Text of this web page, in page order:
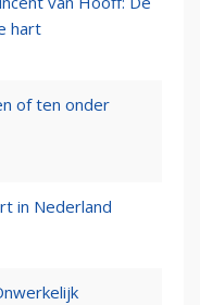
hart
of ten onder
in Nederland